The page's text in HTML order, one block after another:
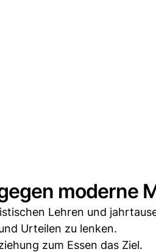
moderne
Lehren und
Urteilen zu lenken.
zum Essen das Ziel.